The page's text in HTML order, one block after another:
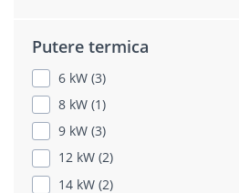
Putere termica
6 kW (3)
8 kW (1)
9 kW (3)
12 kW (2)
14 kW (2)